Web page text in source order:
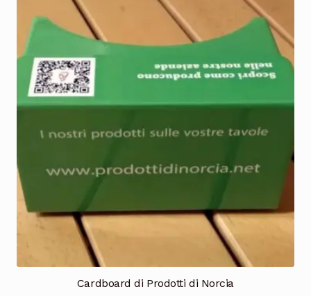
Cardboard di Prodotti di Norcia